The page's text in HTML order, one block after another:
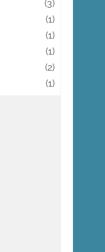
(3)
(1)
(1)
(1)
(2)
(1)